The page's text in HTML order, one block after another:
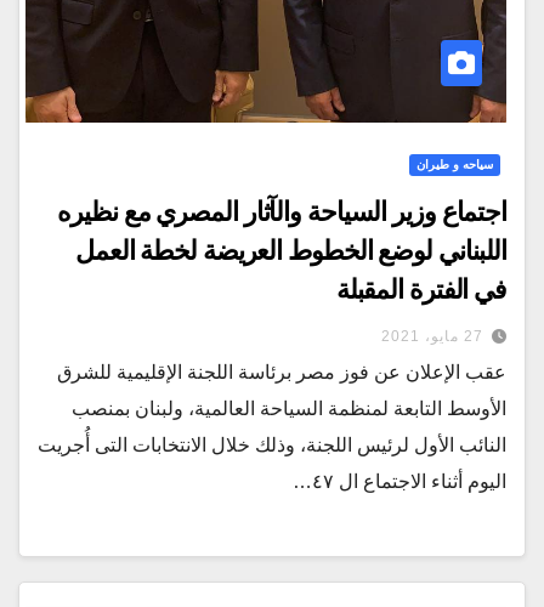
سياحه و طيران
اجتماع وزير السياحة والآثار المصري مع نظيره
اللبناني لوضع الخطوط العريضة لخطة العمل
في الفترة المقبلة
27 مايو، 2021
عقب الإعلان عن فوز مصر برئاسة اللجنة الإقليمية للشرق
الأوسط التابعة لمنظمة السياحة العالمية، ولبنان بمنصب
النائب الأول لرئيس اللجنة، وذلك خلال الانتخابات التى أُجريت
اليوم أثناء الاجتماع ال ٤٧…